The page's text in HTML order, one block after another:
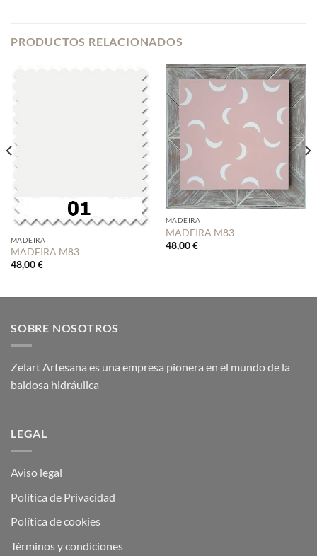
PRODUCTOS RELACIONADOS
MADEIRA
MADEIRA M83
48,00€
MADEIRA
MADEIRA M83
48,00€
SOBRE NOSOTROS
Zelart Artesana es una empresa pionera en el mundo de la
baldosa hidráulica
LEGAL
Aviso legal
Política de Privacidad
Política de cookies
Términos y condiciones